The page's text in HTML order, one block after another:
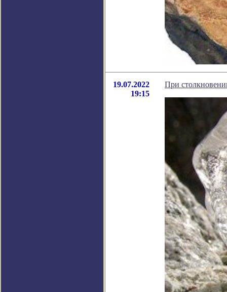
19.07.2022
19:15
При